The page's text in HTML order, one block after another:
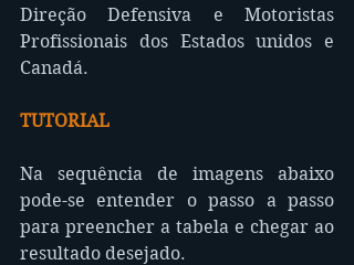
Direção Defensiva e Motoristas
Profissionais dos Estados unidos e
Canadá.
TUTORIAL
Na sequência de imagens abaixo
pode-se entender o passo a passo
para preencher a tabela e chegar ao
resultado desejado.